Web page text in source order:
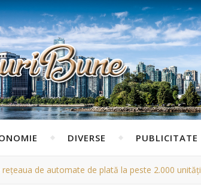
DIVERSE PUBLICITATE
de automate de plată la peste 2.000 unități